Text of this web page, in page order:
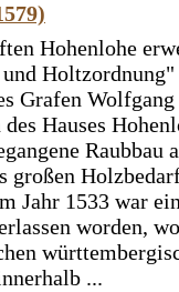
Hohenlohe
Grafen
Hauses
Raubbau
großen
Jahr 1533 war
worden,
...